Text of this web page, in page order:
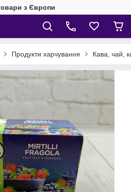
з Європи
Продукти харчування Кава, чай,